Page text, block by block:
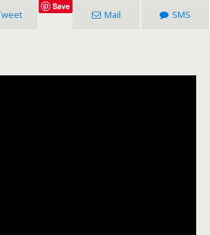
Save
Mail SMS